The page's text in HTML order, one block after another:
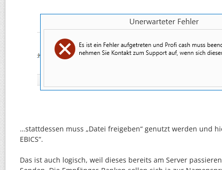
…stattdessen muss „Datei freigeben“ genutzt werden und
EBICS“.
Das ist auch logisch, weil dieses bereits am Server